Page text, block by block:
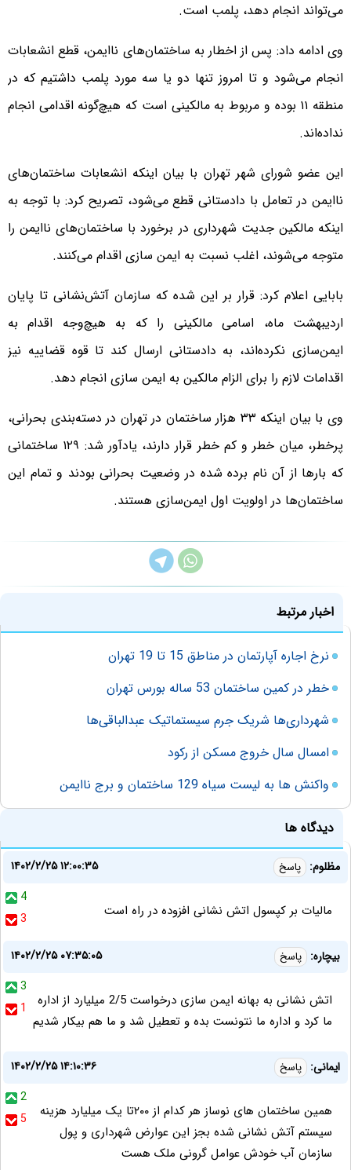
می‌تواند انجام دهد، پلمب است.
وی ادامه داد: پس از اخطار به ساختمان‌های ناایمن، قطع انشعابات
انجام می‌شود و تا امروز تنها دو یا سه مورد پلمب داشتیم که در
منطقه ۱۱ بوده و مربوط به مالکینی است که هیچ‌گونه اقدامی انجام
نداده‌اند.
این عضو شورای شهر تهران با بیان اینکه انشعابات ساختمان‌های
ناایمن در تعامل با دادستانی قطع می‌شود، تصریح کرد: با توجه به
اینکه مالکین جدیت شهرداری در برخورد با ساختمان‌های ناایمن را
متوجه می‌شوند، اغلب نسبت به ایمن سازی اقدام می‌کنند.
بابایی اعلام کرد: قرار بر این شده که سازمان آتش‌نشانی تا پایان
اردیبهشت ماه، اسامی مالکینی را که به هیچ‌وجه اقدام به
ایمن‌سازی نکرده‌اند، به دادستانی ارسال کند تا قوه قضاییه نیز
اقدامات لازم را برای الزام مالکین به ایمن سازی انجام دهد.
وی با بیان اینکه ۳۳ هزار ساختمان در تهران در دسته‌بندی بحرانی،
پرخطر، میان خطر و کم خطر قرار دارند، یادآور شد: ۱۲۹ ساختمانی
که بارها از آن نام برده شده در وضعیت بحرانی بودند و تمام این
ساختمان‌ها در اولویت اول ایمن‌سازی هستند.
اخبار مرتبط
نرخ اجاره آپارتمان در مناطق 15 تا 19 تهران
خطر در کمین ساختمان 53 ساله بورس تهران
شهرداری‌ها شریک جرم سیستماتیک عبدالباقی‌ها
امسال سال خروج مسکن از رکود
واکنش ها به لیست سیاه 129 ساختمان و برج ناایمن
دیدگاه ها
مظلوم: پاسخ
۱۴۰۲/۲/۲۵ ۱۲:۰۰:۳۵
4
3
مالیات بر کپسول اتش نشانی افزوده در راه است
بیچاره: پاسخ
۱۴۰۲/۲/۲۵ ۰۷:۳۵:۰۵
3
1
اتش نشانی به بهانه ایمن سازی درخواست 2/5 میلیارد از اداره
ما کرد و اداره ما نتونست بده و تعطیل شد و ما هم بیکار شدیم
ایمانی: پاسخ
۱۴۰۲/۲/۲۵ ۱۴:۱۰:۳۶
2
5
همین ساختمان های نوساز هر کدام از ۲۰۰تا یک میلیارد هزینه
سیستم آتش نشانی شده بجز این عوارض شهرداری و پول
سازمان آب خودش عوامل گرونی ملک هست